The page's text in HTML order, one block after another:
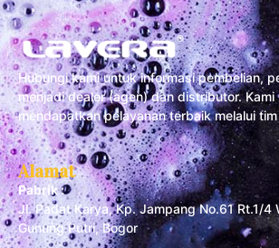
Hubungi kami untuk informasi pembelian,
menjadi dealer (agen) dan distributor.
mendapatkan pelayanan terbaik melalui
Alamat
Pabrik :
Jl. Padat Karya, Kp. Jampang No.61 Rt.1/4
Gunung Putri, Bogor